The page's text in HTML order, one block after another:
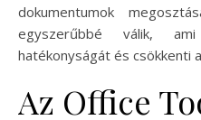
dokumentumok
egyszerűbbé válik,
hatékonyságát és csökkenti
Az Office